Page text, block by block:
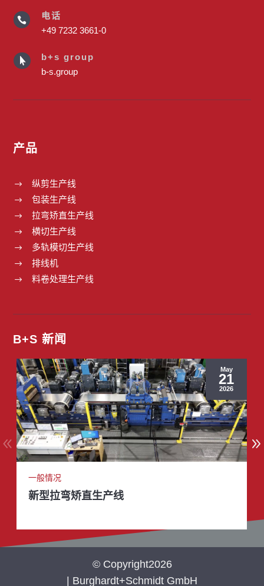

电话
+49 7232 3661-0

b+s group
b-s.group
产品
$ 纵剪生产线
$ 包装生产线
$ 拉弯矫直生产线
$ 横切生产线
$ 多轨模切生产线
$ 排线机
$ 料卷处理生产线
B+S 新闻
May
21
2026
一般情况
新型拉弯矫直生产线
© Copyright2026
| Burghardt+Schmidt GmbH